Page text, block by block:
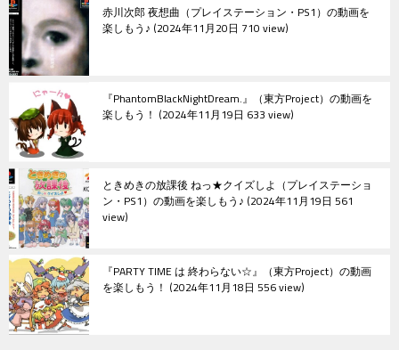
赤川次郎 夜想曲（プレイステーション・PS1）の動画を
楽しもう♪ 2024年11月20日 710 view
『PhantomBlackNightDream.』（東方Project）の動画を
楽しもう！ 2024年11月19日 633 view
ときめきの放課後 ねっ★クイズしよ（プレイステーショ
ン・PS1）の動画を楽しもう♪ 2024年11月19日 561
view
『PARTY TIME は 終わらない☆』（東方Project）の動画
を楽しもう！ 2024年11月18日 556 view